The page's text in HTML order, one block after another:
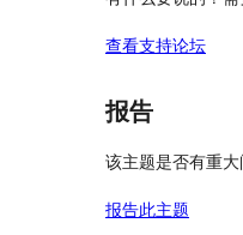
查看支持论坛
报告
该主题是否有重大
报告此主题